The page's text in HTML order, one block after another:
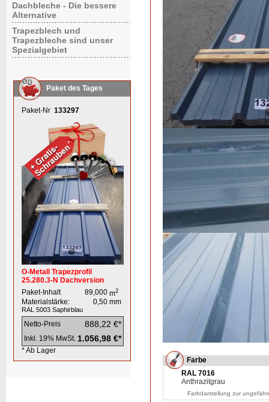
Dachbleche - Die bessere
Alternative
Trapezblech und
Trapezbleche sind unser
Spezialgebiet
Paket des Tages
Paket-Nr 133297
O-Metall Trapezprofil
25.280.3-N Dachversion
Paket-Inhalt
89,000 m2
Materialstärke: 0,50 mm
RAL 5003 Saphirblau
Netto-Preis 888,22 €*
Inkl. 19% MwSt. 1.056,98 €*
* Ab Lager
Farbe
RAL 7016
Anthrazitgrau
Farbdarstellung zur